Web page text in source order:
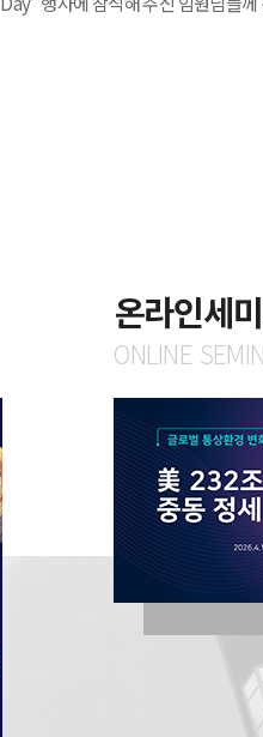
온라인세
ONLINE